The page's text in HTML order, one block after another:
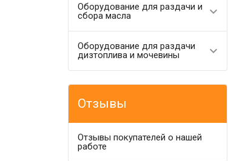
Оборудование для раздачи и
сбора масла
Оборудование для раздачи
дизтоплива и мочевины
Отзывы
Отзывы покупателей о нашей
работе